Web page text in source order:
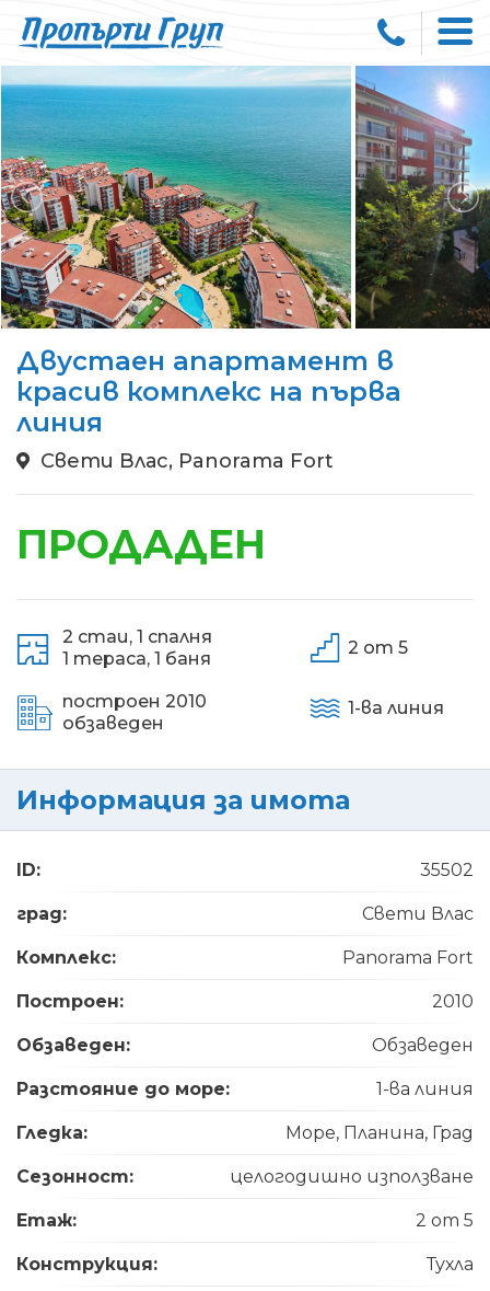
Двустаен апартамент в
красив комплекс на първа
линия
Свети Влас, Panorama Fort
ПРОДАДЕН
2 стаи, 1 спалня
1 тераса, 1 баня
построен 2010
обзаведен
2 от 5
1-ва линия
Информация за имота
ID: 35502
град: Свети Влас
Комплекс: Panorama Fort
Построен: 2010
Обзаведен: Обзаведен
Разстояние до море: 1-ва линия
Гледка: Море, Планина, Град
Сезонност: целогодишно използване
Етаж: 2 от 5
Конструкция: Тухла